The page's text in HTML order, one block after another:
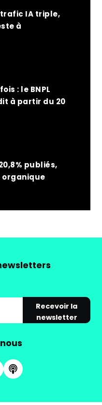
trafic IA triple,
à
: le BNPL
à partir du 20
publiés,
organique
Recevoir la
newsletter